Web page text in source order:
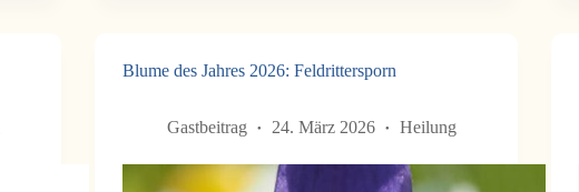
Blume des Jahres 2026: Feldrittersporn
Gastbeitrag 24. März 2026 Heilung